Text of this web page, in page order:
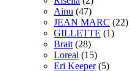
Ainu (47)
JEAN MARC (22)
GILLETTE (1)
Brait (28)
Loreal (15)
Eri Keeper (5)